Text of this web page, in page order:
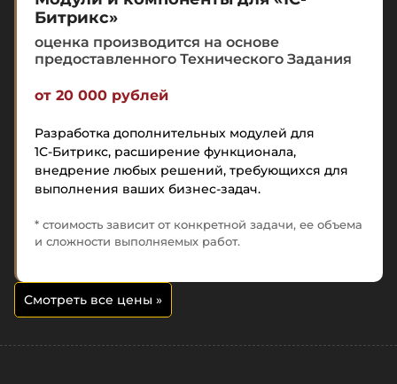
Битрикс»
оценка производится на основе
предоставленного Технического Задания
от 20 000 рублей
Разработка дополнительных модулей для
1С-Битрикс, расширение функционала,
внедрение любых решений, требующихся для
выполнения ваших бизнес-задач.
* стоимость зависит от конкретной задачи, ее объема
и сложности выполняемых работ.
Смотреть все цены »